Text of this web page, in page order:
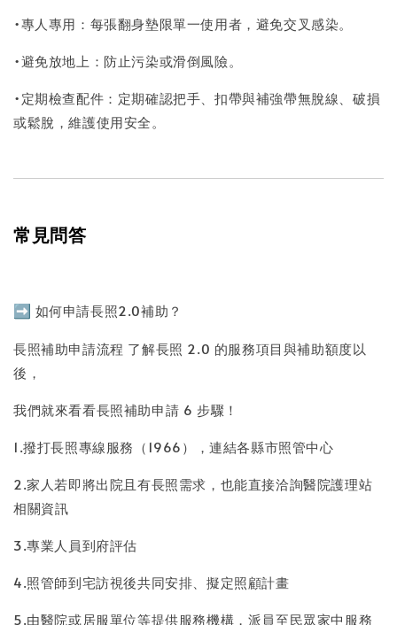
•專人專用：每張翻身墊限單一使用者，避免交叉感染。
•避免放地上：防止污染或滑倒風險。
•定期檢查配件：定期確認把手、扣帶與補強帶無脫線、破損
或鬆脫，維護使用安全。
常見問答
➡️ 如何申請長照2.0補助？
長照補助申請流程 了解長照 2.0 的服務項目與補助額度以
後，
我們就來看看長照補助申請 6 步驟！
1.撥打長照專線服務（1966），連結各縣市照管中心
2.家人若即將出院且有長照需求，也能直接洽詢醫院護理站
相關資訊
3.專業人員到府評估
4.照管師到宅訪視後共同安排、擬定照顧計畫
5.由醫院或居服單位等提供服務機構，派員至民眾家中服務